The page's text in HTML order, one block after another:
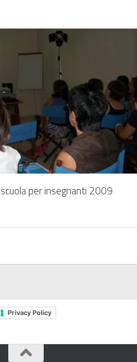
scuola per insegnanti 2009
Privacy Policy